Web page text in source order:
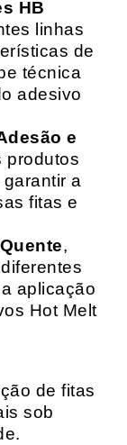
HB
linhas
de
técnica
adesivo
e
produtos
a
fitas e
,
aplicação
Hot Melt
de fitas
sob